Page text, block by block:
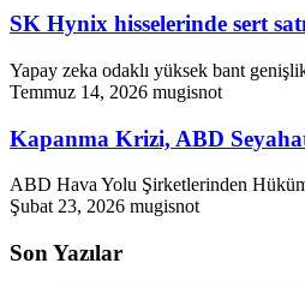
SK Hynix hisselerinde sert
Yapay zeka odaklı yüksek bant
Temmuz 14, 2026 mugisnot
Kapanma Krizi, ABD
ABD Hava Yolu Şirketlerinden
Şubat 23, 2026 mugisnot
Son Yazılar